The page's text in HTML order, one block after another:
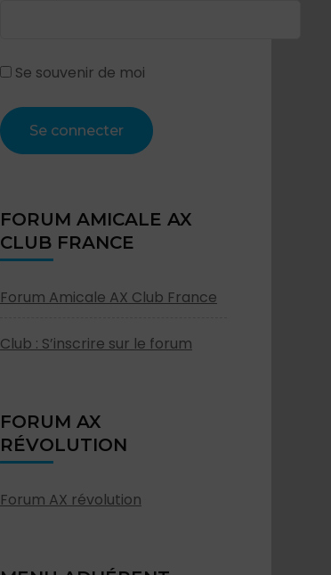
Se souvenir de moi
FORUM AMICALE AX
CLUB FRANCE
Forum Amicale AX Club France
Club : S’inscrire sur le forum
FORUM AX
RÉVOLUTION
Forum AX révolution